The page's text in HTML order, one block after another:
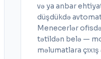
və ya anbar
düşdükdə
Menecerlər
tətildən belə —
məlumatlara